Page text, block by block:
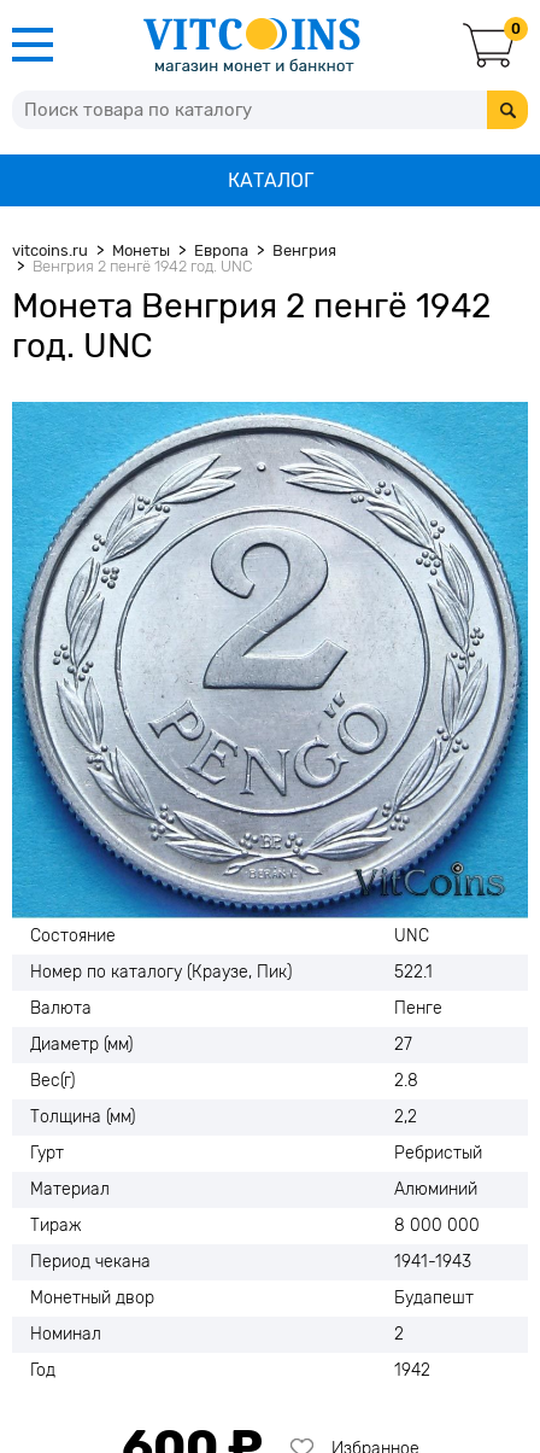
0
КАТАЛОГ
vitcoins.ru Монеты Европа
Венгрия
Венгрия 2 пенгё 1942 год. UNC
Монета Венгрия 2 пенгё 1942
год. UNC
Состояние
UNC
Номер по каталогу (Краузе, Пик)
522.1
Валюта
Пенге
Диаметр (мм)
27
Вес(г)
2.8
Толщина (мм)
2,2
Гурт
Ребристый
Материал
Алюминий
Тираж
8 000 000
Период чекана
1941-1943
Монетный двор
Будапешт
Номинал
2
Год
1942
Избранное